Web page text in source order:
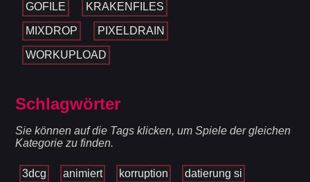
GOFILE KRAKENFILES
MIXDROP PIXELDRAIN
WORKUPLOAD
Schlagwörter
Sie können auf die Tags klicken, um Spiele der gleichen
Kategorie zu finden.
3dcg animiert korruption datierung si